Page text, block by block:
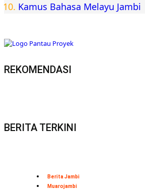
Kamus Bahasa Melayu Jambi
REKOMENDASI
BERITA TERKINI
Berita Jambi
Muarojambi